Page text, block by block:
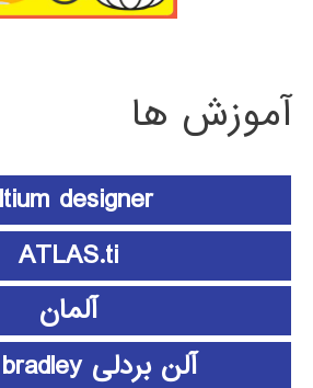
آموزش ها
designer
ATLAS.ti
آلمان
آلن بردلی Allen bradley